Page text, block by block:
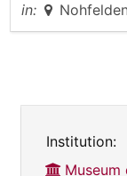
in:
Nohfelden
Institution:
Museum